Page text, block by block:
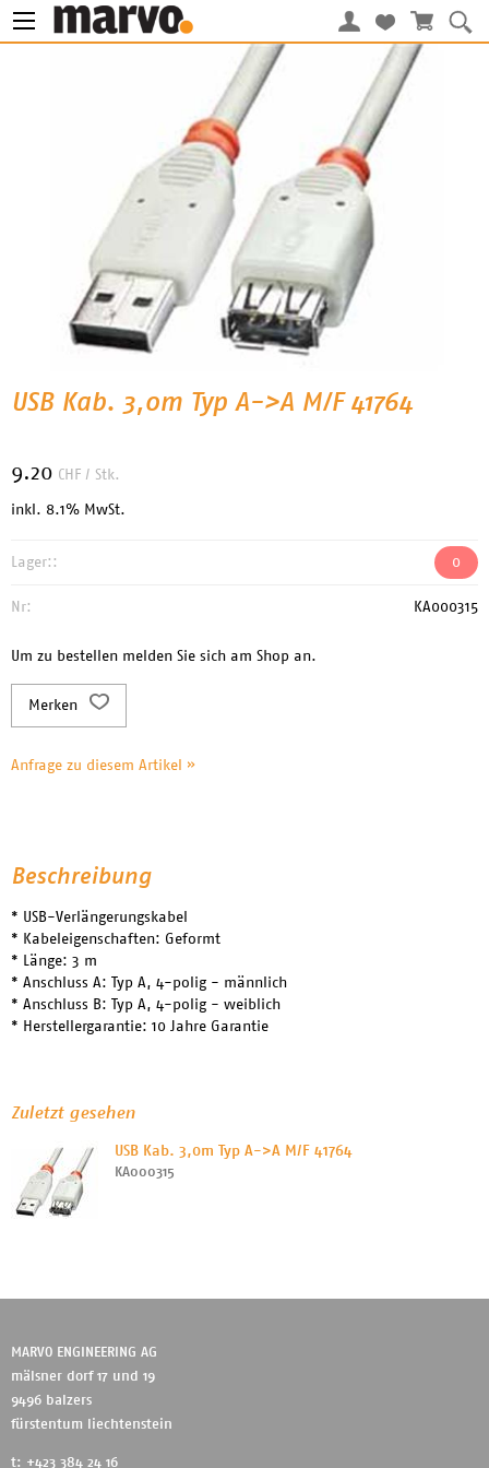
USB Kab. 3,0m Typ A->A M/F 41764
9.20 CHF / Stk.
inkl. 8.1% MwSt.
Lager:: 0
Nr: KA000315
Um zu bestellen melden Sie sich am Shop an.
Merken
Anfrage zu diesem Artikel »
Beschreibung
* USB-Verlängerungskabel
* Kabeleigenschaften: Geformt
* Länge: 3 m
* Anschluss A: Typ A, 4-polig - männlich
* Anschluss B: Typ A, 4-polig - weiblich
* Herstellergarantie: 10 Jahre Garantie
Zuletzt gesehen
USB Kab. 3,0m Typ A->A M/F 41764
KA000315
MARVO ENGINEERING AG
mälsner dorf 17 und 19
9496 balzers
fürstentum liechtenstein
t: +423 384 24 16